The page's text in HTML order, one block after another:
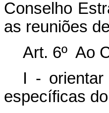
Conselho
as reuniões
Art. 6º Ao
I - orientar
específicas